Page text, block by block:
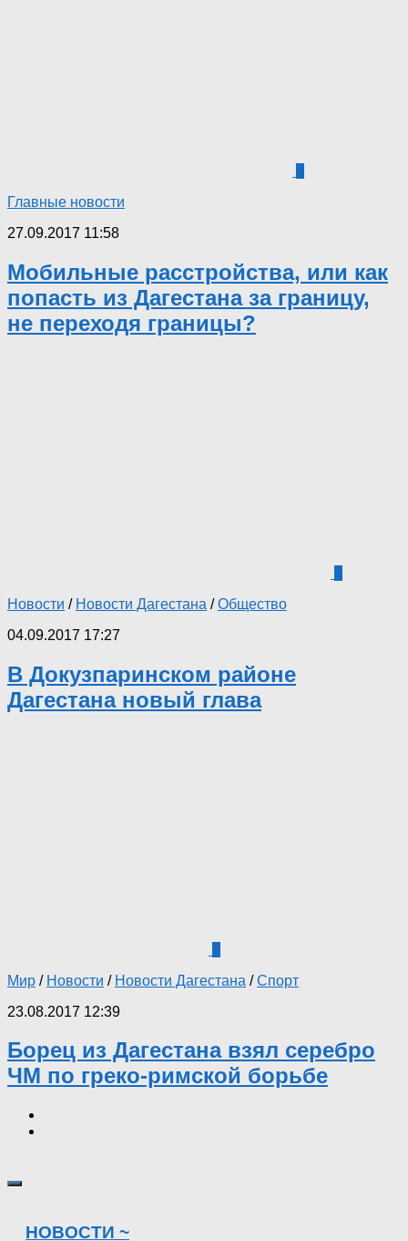
Главные новости
27.09.2017 11:58
Мобильные расстройства, или как
попасть из Дагестана за границу,
не переходя границы?
Новости / Новости Дагестана /Общество
04.09.2017 17:27
В Докузпаринском районе
Дагестана новый глава
Мир / Новости / Новости Дагестана /Спорт
23.08.2017 12:39
Борец из Дагестана взял серебро
ЧМ по греко-римской борьбе
НОВОСТИ ~